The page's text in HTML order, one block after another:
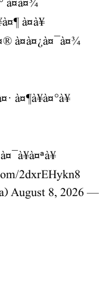
à¤à¤¾
à¤à¥
à¤à¤¿à¤¯à¤¾
à¤¶à¥à¤°à¥
2dxrEHykn8
— Congress (@INCIndia)
August 8, 2026